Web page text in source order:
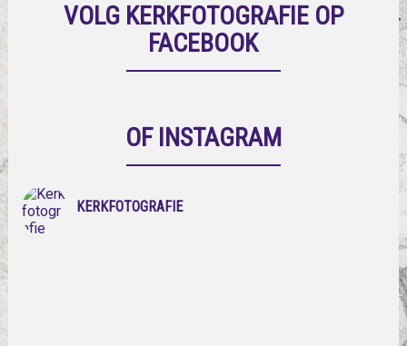
VOLG KERKFOTOGRAFIE OP
FACEBOOK
OF INSTAGRAM
KERKFOTOGRAFIE